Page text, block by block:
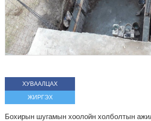
ХУВААЛЦАХ
ЖИРГЭХ
Бохирын шугамын хоолойн холболтын